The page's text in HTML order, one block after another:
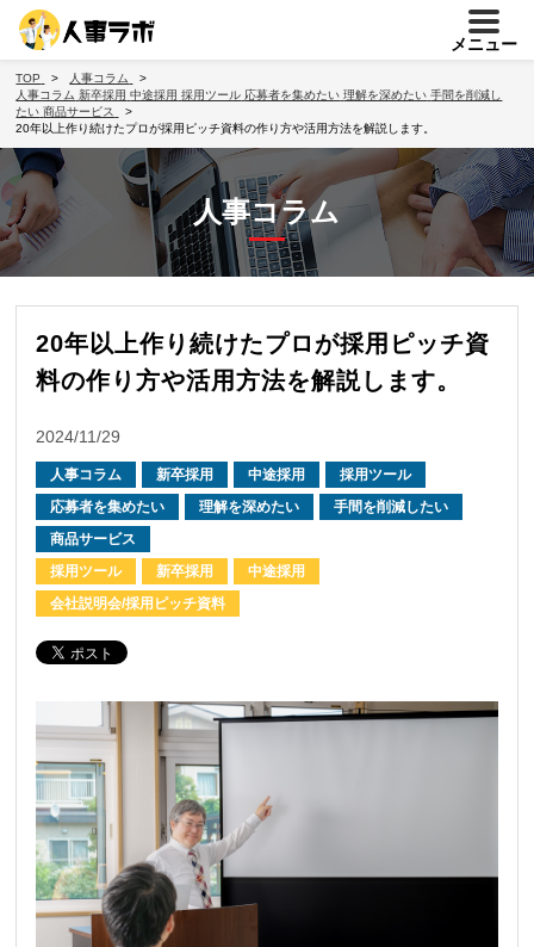
メニュー
TOP
人事コラム
人事コラム 新卒採用 中途採用 採用ツール 応募者を集めたい 理解を深めたい 手間を削減し
たい 商品サービス
20年以上作り続けたプロが採用ピッチ資料の作り方や活用方法を解説します。
人事コラム
20年以上作り続けたプロが採用ピッチ資
料の作り方や活用方法を解説します。
2024/11/29
人事コラム 新卒採用 中途採用
採用ツール
応募者を集めたい
理解を深めたい
手間を削減したい
商品サービス
採用ツール
新卒採用
中途採用
会社説明会/採用ピッチ資料